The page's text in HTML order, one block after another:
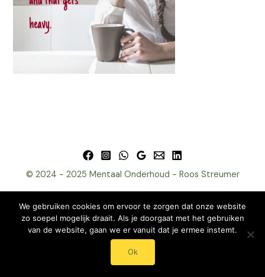
© 2024 - 2025 Mentaal Onderhoud - Roos Streumer
We gebruiken cookies om ervoor te zorgen dat onze website
zo soepel mogelijk draait. Als je doorgaat met het gebruiken
van de website, gaan we er vanuit dat je ermee instemt.
Ok